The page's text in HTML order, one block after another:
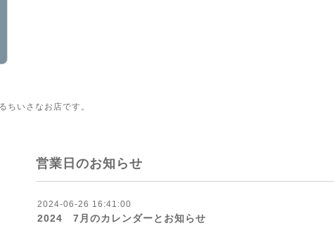
ちいさなお店です。
営業日のお知らせ
2024-06-26 16:41:00
2024 7月のカレンダーとお知らせ